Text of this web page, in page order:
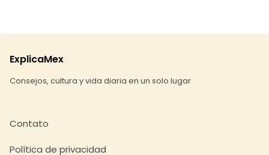
ExplicaMex
Consejos, cultura y vida diaria en un solo lugar
Contato
Política de privacidad